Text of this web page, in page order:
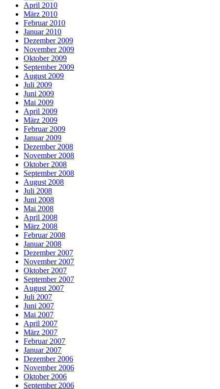
April 2010
März 2010
Februar 2010
Januar 2010
Dezember 2009
November 2009
Oktober 2009
September 2009
August 2009
Juli 2009
Juni 2009
Mai 2009
April 2009
März 2009
Februar 2009
Januar 2009
Dezember 2008
November 2008
Oktober 2008
September 2008
August 2008
Juli 2008
Juni 2008
Mai 2008
April 2008
März 2008
Februar 2008
Januar 2008
Dezember 2007
November 2007
Oktober 2007
September 2007
August 2007
Juli 2007
Juni 2007
Mai 2007
April 2007
März 2007
Februar 2007
Januar 2007
Dezember 2006
November 2006
Oktober 2006
September 2006